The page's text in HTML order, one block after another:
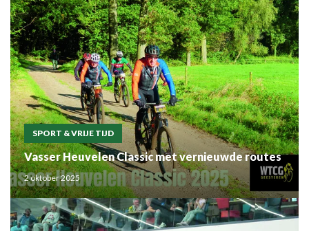
SPORT & VRIJE TIJD
Vasser Heuvelen Classic met vernieuwde routes
2 oktober 2025